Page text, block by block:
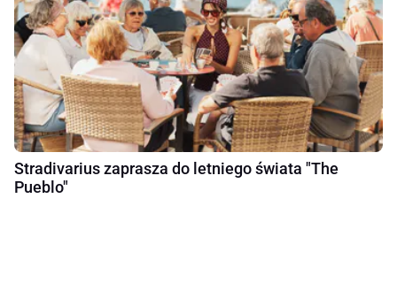
Stradivarius zaprasza do letniego świata "The
Pueblo"